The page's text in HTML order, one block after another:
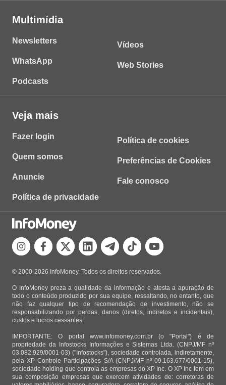
Multimídia
Newsletters
WhatsApp
Podcasts
Vídeos
Web Stories
Veja mais
Fazer login
Quem somos
Anuncie
Política de privacidade
Política de cookies
Preferências de Cookies
Fale conosco
© 2000-2026 InfoMoney. Todos os direitos reservados.
O InfoMoney preza a qualidade da informação e atesta a apuração de
todo o conteúdo produzido por sua equipe, ressaltando, no entanto, que
não faz qualquer tipo de recomendação de investimento, não se
responsabilizando por perdas, danos (diretos, indiretos e incidentais),
custos e lucros cessantes.
IMPORTANTE: O portal www.infomoney.com.br (o "Portal") é de
propriedade da Infostocks Informações e Sistemas Ltda. (CNPJ/MF nº
03.082.929/0001-03) ("Infostocks"), sociedade controlada, indiretamente,
pela XP Controle Participações S/A (CNPJ/MF nº 09.163.677/0001-15),
sociedade holding que controla as empresas do XP Inc. O XP Inc tem em
sua composição empresas que exercem atividades de: corretoras de